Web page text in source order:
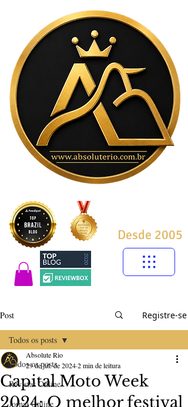
Desde 2005
Post Registre-se
Todos os posts
Revistas Online
Jornal Online
Todos os posts
Capital Moto Week
2024: O melhor festival
Absolute Rio
29 de jul. de 20242 min de leitura